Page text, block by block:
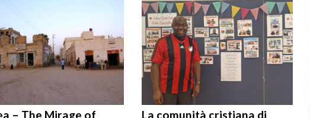
– The Mirage of
La comunità cristiana di